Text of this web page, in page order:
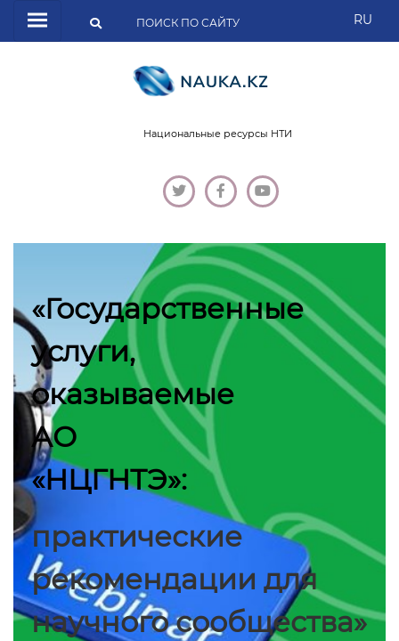
RU
Национальные ресурсы НТИ
«Государственные
услуги,
оказываемые
АО
«НЦГНТЭ»:
практические
рекомендации для
научного сообщества»